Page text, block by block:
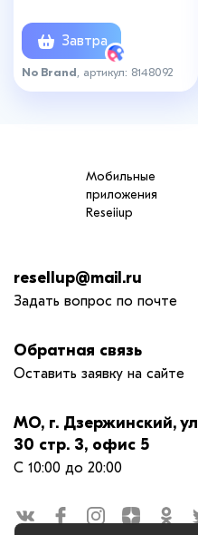
чёрнаяЗавтра
No Brand , артикул: 8148092
Мобильные
приложения
Reseiiup
resellup@mail.ru
Задать вопрос по почте
Обратная связь
Оставить заявку на сайте
МО, г. Дзержинский,
30 стр. 3, офис 5
С 10:00 до 20:00